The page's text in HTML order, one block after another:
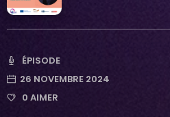
ÉPISODE
26 NOVEMBRE 2024
0 AIMER